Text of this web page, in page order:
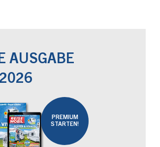
AUSGABE
PREMIUM
STARTEN!